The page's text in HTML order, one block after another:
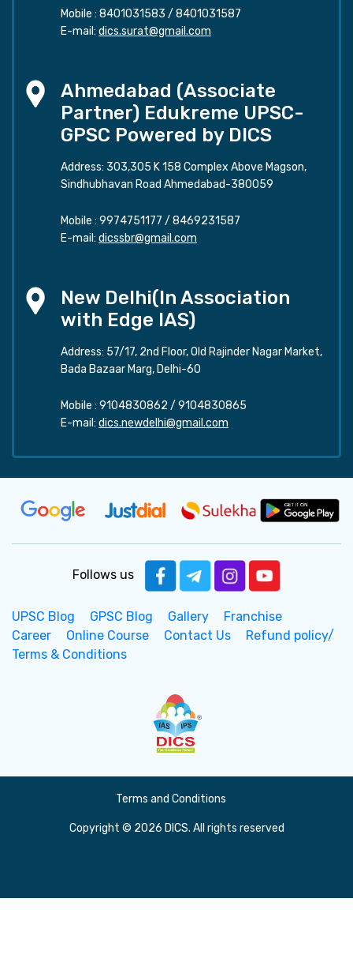
Mobile : 8401031583 / 8401031587
E-mail: dics.surat@gmail.com
Ahmedabad (Associate
Partner) Edukreme UPSC-
GPSC Powered by DICS
Address: 303,305 K 158 Complex Above Magson,
Sindhubhavan Road Ahmedabad-380059
Mobile : 9974751177 / 8469231587
E-mail: dicssbr@gmail.com
New Delhi(In Association
with Edge IAS)
Address: 57/17, 2nd Floor, Old Rajinder Nagar Market,
Bada Bazaar Marg, Delhi-60
Mobile : 9104830862 / 9104830865
E-mail: dics.newdelhi@gmail.com
Follows us
UPSC Blog GPSC Blog Gallery
Franchise
Career
Online Course Contact Us
Refund policy/
Terms & Conditions
Terms and Conditions
Copyright © 2026 DICS. All rights reserved